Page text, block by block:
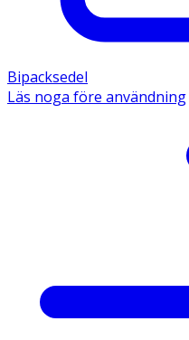
Bipacksedel
Läs noga före användning